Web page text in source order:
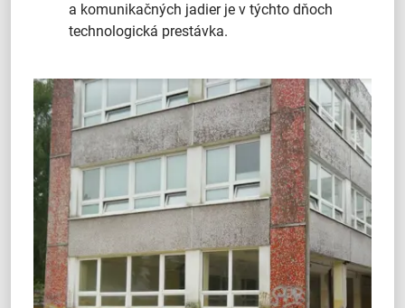
a komunikačných jadier je v týchto dňoch
technologická prestávka.